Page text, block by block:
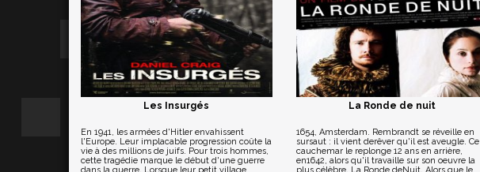
Les Insurgés
En 1941, les armées d'Hitler envahissent
l'Europe. Leur implacable progression coûte la
vie à des millions de juifs. Pour trois hommes,
cette tragédie marque le début d'une guerre
La Ronde de nuit
1654, Amsterdam. Rembrandt se réveille en
sursaut : il vient derêver qu'il est aveugle. Ce
cauchemar le replonge 12 ans en arrière,
en1642, alors qu'il travaille sur son oeuvre la